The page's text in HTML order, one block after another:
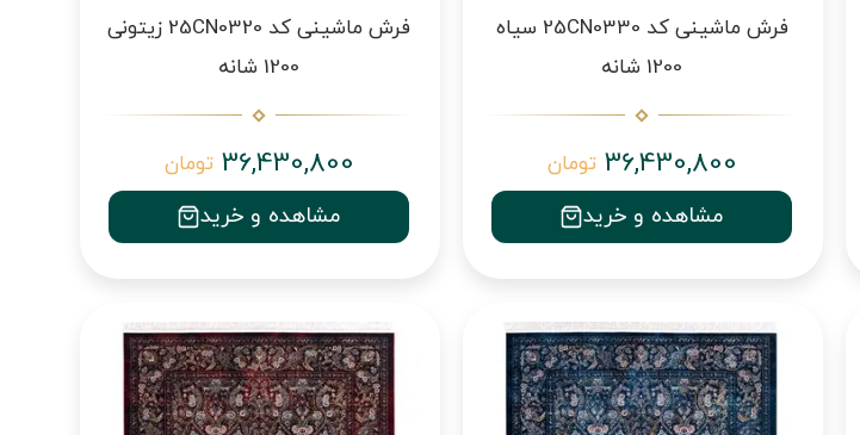
فرش ماشینی کد 25CN0330 سیاه
1200 شانه
36,430,800 تومان
مشاهده و خرید
فرش ماشینی کد 25CN0320 زیتونی
1200 شانه
36,430,800 تومان
مشاهده و خرید